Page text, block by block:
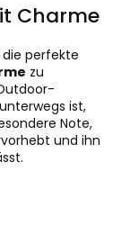
Charme
die perfekte
zu
ist,
Note,
und ihn